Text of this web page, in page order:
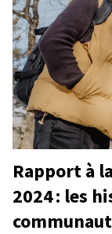
Rapport à
2024 : les